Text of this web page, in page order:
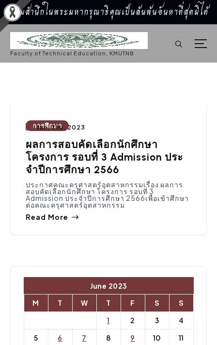
น้อมสำนึกในพระมหากรุณาธิคุณเป็นล้นพ้นอันหาที่สุดมิได้
S
k
o
Faculty of Technical Education, KMUTNB
การศึกษา
Jun, Thu, 2023
ผลการสอบคัดเลือกนักศึกษา
โครงการ รอบที่ 3 Admission ประ
จําปีการศึกษา 2566
ประกาศคณะครุศาสตร์อุตสาหกรรมเรื่อง ผลการ
สอบคัดเลือกนักศึกษา โครงการ รอบที่ 3
Admission ประจําปีการศึกษา 2566เพื่อเข้าศึกษา
ต่อคณะครุศาสตร์อุตสาหกรรม
Read More
June 2023
M
T W T F S
S
1
2 3
4
5
6 7 8 9 10
11